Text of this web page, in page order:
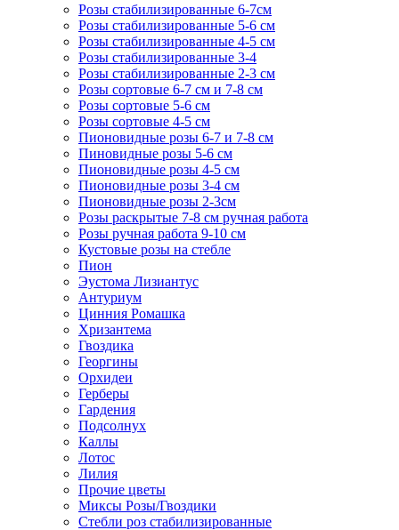
Розы стабилизированные 6-7см
Розы стабилизированные 5-6 см
Розы стабилизированные 4-5 см
Розы стабилизированные 3-4
Розы стабилизированные 2-3 см
Розы сортовые 6-7 см и 7-8 см
Розы сортовые 5-6 см
Розы сортовые 4-5 см
Пионовидные розы 6-7 и 7-8 см
Пиновидные розы 5-6 см
Пионовидные розы 4-5 см
Пионовидные розы 3-4 см
Пионовидные розы 2-3см
Розы раскрытые 7-8 см ручная работа
Розы ручная работа 9-10 см
Кустовые розы на стебле
Пион
Эустома Лизиантус
Антуриум
Цинния Ромашка
Хризантема
Гвоздика
Георгины
Орхидеи
Герберы
Гардения
Подсолнух
Каллы
Лотос
Лилия
Прочие цветы
Миксы Розы/Гвоздики
Стебли роз стабилизированные